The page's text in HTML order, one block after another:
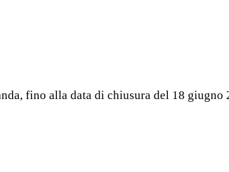
fino alla data di chiusura del 18 giugno